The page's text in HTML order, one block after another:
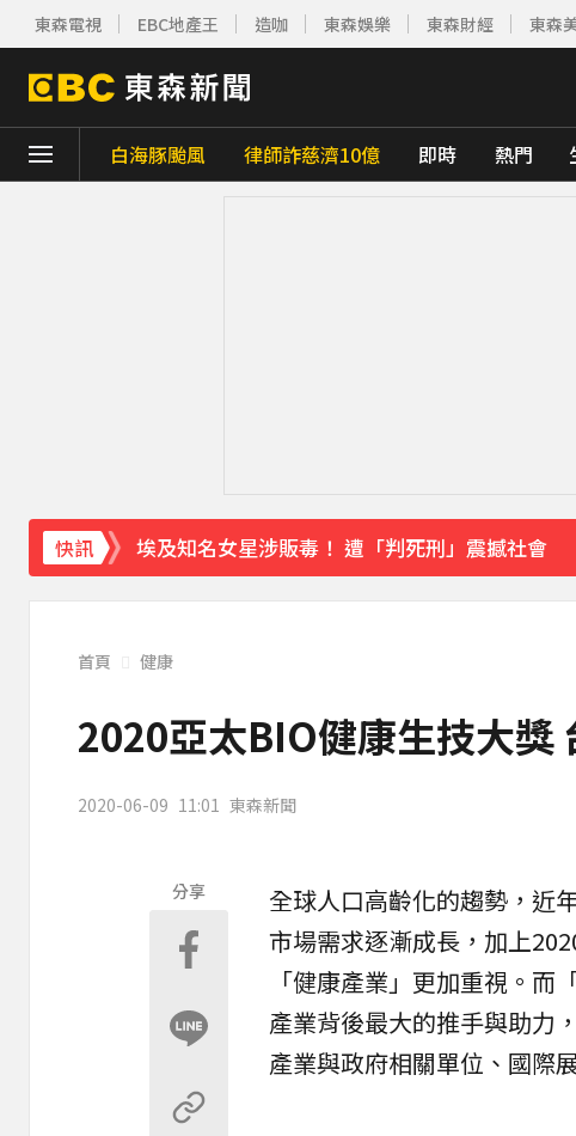
東森電視 EBC地產王 造咖 東森娛樂 東森財經 東森
白海豚颱風 律師詐慈濟10億 即時 熱門
快訊
埃及知名女星涉販毒！ 遭「判死刑」震撼社會
下載東森App，隨時掌握天下大小事！
獨家／碰碰碰！「伍萬、六筒、八條」從天降 險
首頁 健康
2020亞太BIO健康生技大獎
2020-06-09 11:01 東森新聞
分享
全球人口高齡化的趨勢，近
市場需求逐漸成長，加上
「健康產業」更加重視。
產業背後最大的推手與助力
產業與政府相關單位、國際